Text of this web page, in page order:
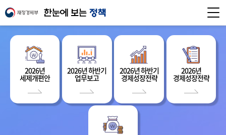
2026년
세제개편안
2026년 하반기
업무보고
2026년 하반기
경제성장전략
2026년
경제성장전략